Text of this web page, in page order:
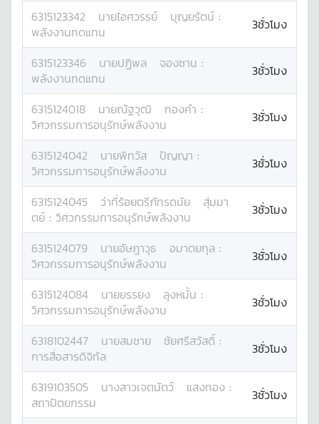
6315123342 นายไอศวรรย์ บุญยรัตน์ :
พลังงานทดแทน
3ชั่วโมง
6315123346 นายปฏิพล จองซาน :
พลังงานทดแทน
3ชั่วโมง
6315124018 นายณัฐวุฒิ ทองคำ :
วิศวกรรมการอนุรักษ์พลังงาน
3ชั่วโมง
6315124042 นายพิทวัส ปัญญา :
วิศวกรรมการอนุรักษ์พลังงาน
3ชั่วโมง
6315124045 ว่าที่ร้อยตรีภัทรดนัย
สุ่มมา
ตย์ : วิศวกรรมการอนุรักษ์พลังงาน 3ชั่วโมง
6315124079 นายอัษฎาวุธ อมาตยกุล :
วิศวกรรมการอนุรักษ์พลังงาน
3ชั่วโมง
6315124084 นายยรรยง ลุงหมั้น :
วิศวกรรมการอนุรักษ์พลังงาน
3ชั่วโมง
6318102447 นายสมชาย ชัยศรีสวัสดิ์ :
การสื่อสารดิจิทัล
3ชั่วโมง
6319103505 นางสาวเจตนัตว์ แสงทอง :
สถาปัตยกรรม
3ชั่วโมง